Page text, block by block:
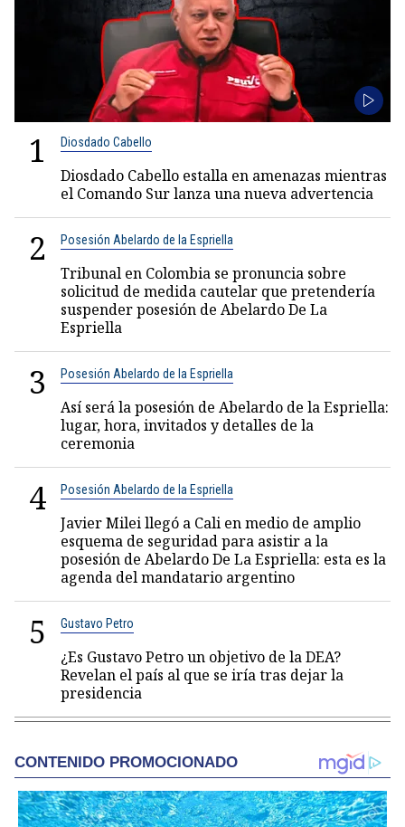
1 Diosdado Cabello
Diosdado Cabello estalla en amenazas mientras
el Comando Sur lanza una nueva advertencia
2 Posesión Abelardo de la Espriella
Tribunal en Colombia se pronuncia sobre
solicitud de medida cautelar que pretendería
suspender posesión de Abelardo De La
Espriella
3 Posesión Abelardo de la Espriella
Así será la posesión de Abelardo de la Espriella:
lugar, hora, invitados y detalles de la
ceremonia
4 Posesión Abelardo de la Espriella
Javier Milei llegó a Cali en medio de amplio
esquema de seguridad para asistir a la
posesión de Abelardo De La Espriella: esta es la
agenda del mandatario argentino
5 Gustavo Petro
¿Es Gustavo Petro un objetivo de la DEA?
Revelan el país al que se iría tras dejar la
presidencia